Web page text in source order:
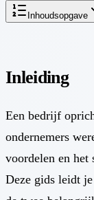
Inhoudsopgave
Inleiding
Een bedrijf
ondernemers
voordelen en het
Deze gids leidt